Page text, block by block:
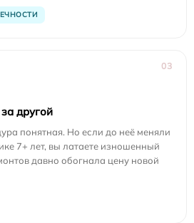
03
другой
понятная. Но если до неё меняли
7+ лет, вы латаете изношенный
давно обогнала цену новой